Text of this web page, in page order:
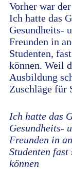
Vorher war
Ich hatte das
Gesundheits-
Freunden in
Studenten,
können. Weil
Ausbildung
Zuschläge für
Ich hatte das
Gesundheits-
Freunden in
Studenten fast
können